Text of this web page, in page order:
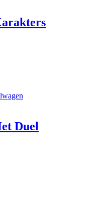
Duel